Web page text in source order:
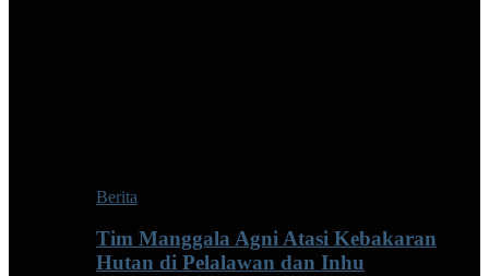
Berita
Tim Manggala Agni Atasi Kebakaran
Hutan di Pelalawan dan Inhu